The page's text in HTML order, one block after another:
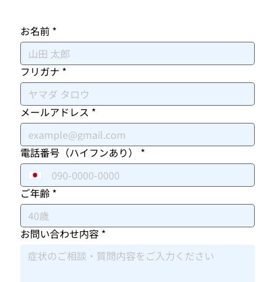
お名前 *
フリガナ *
メールアドレス *
電話番号（ハイフンあり） *
ご年齢 *
お問い合わせ内容 *